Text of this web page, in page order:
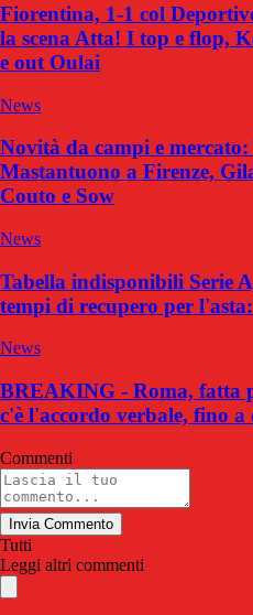
Fiorentina, 1-1 col
la scena Atta! I top e flop,
e out Oulai
News
Novità da campi e
Mastantuono a Firenze,
Couto e Sow
News
Tabella indisponibili Serie
tempi di recupero per
News
BREAKING - Roma, fatta
c'è l'accordo verbale, fino
Commenti
Invia Commento
Tutti
Leggi altri commenti